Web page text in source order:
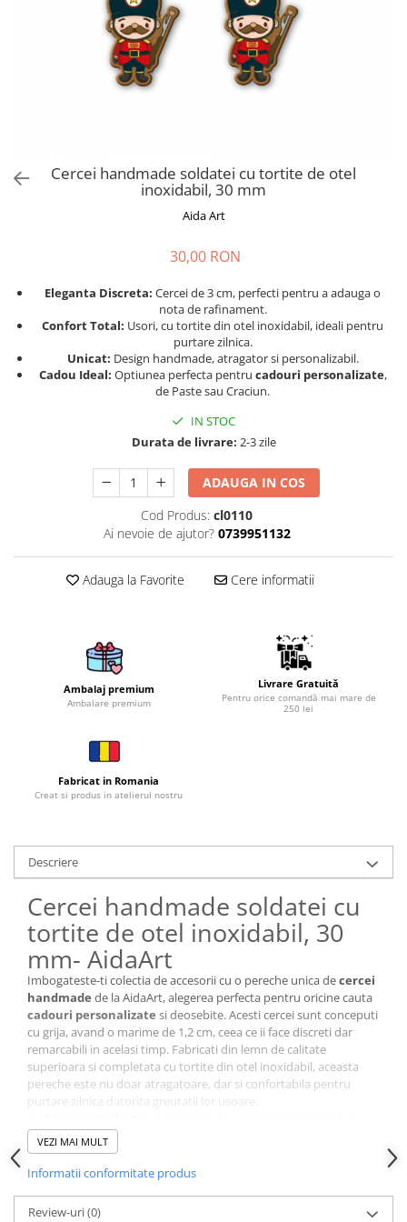
Decoratiuni Paste
Agende Personalizate
Print personalizat
Felicitari personalizate
Semne de Carte
Articole pentru copii
Stickere
Brelocuri de Lemn
Cercei din lemn
Personalizate
Suporturi de Pahare
Manusi Personalizate
Ustensile de bucatarie
Accesorii pentru Bauturi
Termosuri Personalizate
Desfacatoare si Tirbusoane
Shaker, Plosca
Personalizate
Vinuri Personalizate
Accesorii de Birou
Pixuri Personalizate
Mousepad-uri
Globuri de Birou
Agende A5
Agende A6
Planner / Jurnal
Articole pentru Casa Personalizate
Ceasuri Personalizate
Tablouri Personalizate
Rame Foto
Brichete Personalizate
Cadouri absolvire
Cercei handmade soldatei cu tortite de otel
inoxidabil, 30 mm
Aida Art
30,00 RON
Eleganta Discreta: Cercei de 3 cm, perfecti pentru a adauga o
nota de rafinament.
Confort Total: Usori, cu tortite din otel inoxidabil, ideali pentru
purtare zilnica.
Unicat: Design handmade, atragator si personalizabil.
Cadou Ideal: Optiunea perfecta pentru cadouri personalizate,
de Paste sau Craciun.
IN STOC
Durata de livrare: 2-3 zile
ADAUGA IN COS
Cod Produs: cl0110
Ai nevoie de ajutor? 0739951132
Adauga la Favorite Cere informatii
Ambalaj premium
Ambalare premium
Livrare Gratuită
Pentru orice comandă mai mare de
250 lei
Fabricat in Romania
Creat si produs in atelierul nostru
Descriere
Cercei handmade soldatei cu
tortite de otel inoxidabil, 30
mm- AidaArt
Imbogateste-ti colectia de accesorii cu o pereche unica decercei
handmade de la AidaArt, alegerea perfecta pentru oricine cauta
cadouri personalizate si deosebite. Acesti cercei sunt conceputi
cu grija, avand o marime de 1,2 cm, ceea ce ii face discreti dar
remarcabili in acelasi timp. Fabricati din lemn de calitate
superioara si completata cu tortite din otel inoxidabil, aceasta
pereche este nu doar atragatoare, dar si confortabila pentru
purtare zilnica datorita greutatii lor usoare.
strop de eleganta oricarei tinute.
Confortabili:
pentru o purtare fara efort pe tot parcursul zilei.
cosulet este unica, avand un design care atrage privirile.
VEZI MAI MULT
Informatii conformitate produs
Review-uri(0)